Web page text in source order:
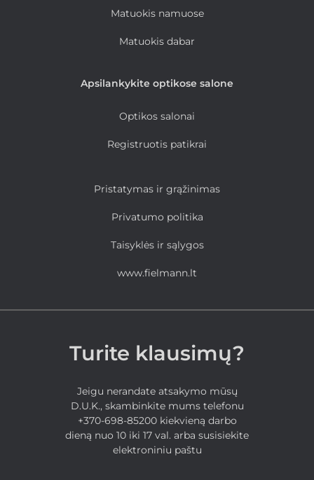
Matuokis namuose
Matuokis dabar
Apsilankykite optikose salone
Optikos salonai
Registruotis patikrai
Pristatymas ir grąžinimas
Privatumo politika
Taisyklės ir sąlygos
www.fielmann.lt
Turite klausimų?
Jeigu nerandate atsakymo mūsų
D.U.K., skambinkite mums telefonu
+370-698-85200 kiekvieną darbo
dieną nuo 10 iki 17 val. arba susisiekite
elektroniniu paštu